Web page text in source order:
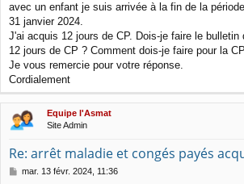
avec un enfant je suis arrivée à la fin de la
31 janvier 2024.
J'ai acquis 12 jours de CP. Dois-je faire le bulletin
12 jours de CP ? Comment dois-je faire pour la
Je vous remercie pour votre réponse.
Cordialement
Equipe l'Asmat
Site Admin
Re: arrêt maladie et congés payés
M
mar. 13 févr. 2024, 11:36